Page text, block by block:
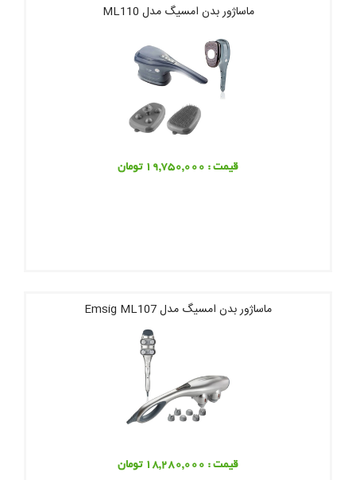
ماساژور بدن امسیگ مدل ML110
قیمت : 19,750,000 تومان
ماساژور بدن امسیگ مدل Emsig ML107
قیمت : 18,280,000 تومان